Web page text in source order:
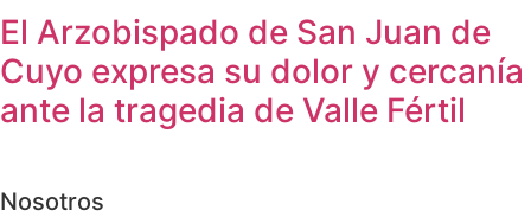
El Arzobispado de San Juan de
Cuyo expresa su dolor y cercanía
ante la tragedia de Valle Fértil
Nosotros